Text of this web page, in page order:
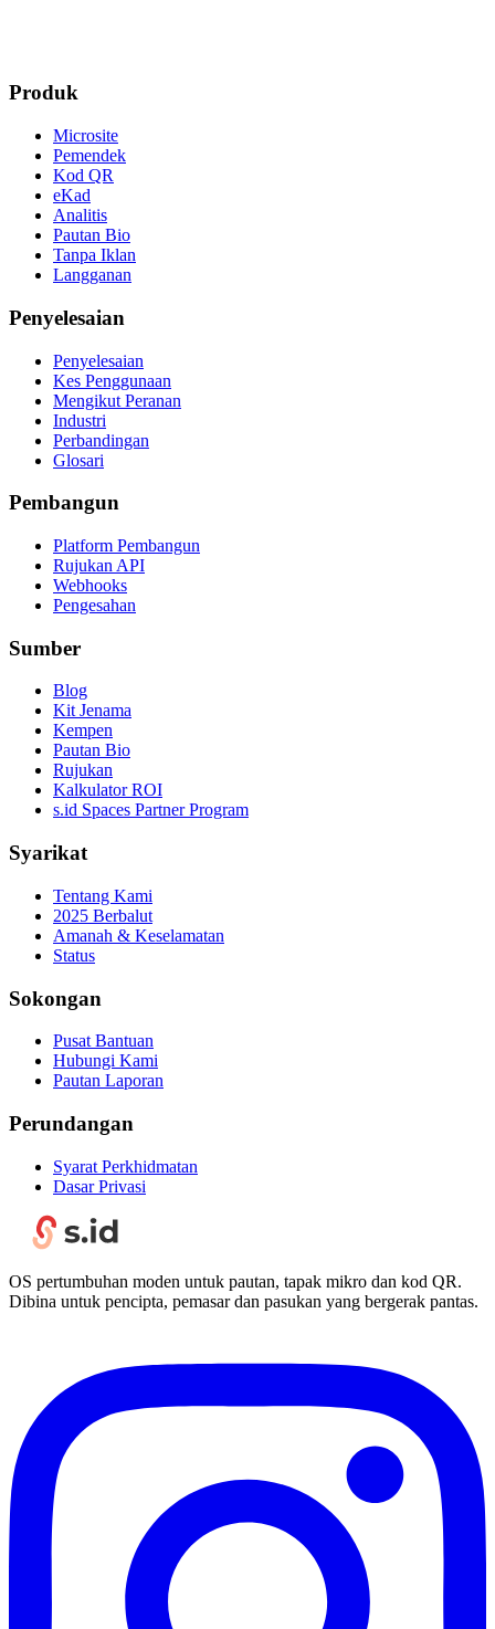
Produk
Microsite
Pemendek
Kod QR
eKad
Analitis
Pautan Bio
Tanpa Iklan
Langganan
Penyelesaian
Penyelesaian
Kes Penggunaan
Mengikut Peranan
Industri
Perbandingan
Glosari
Pembangun
Platform Pembangun
Rujukan API
Webhooks
Pengesahan
Sumber
Blog
Kit Jenama
Kempen
Pautan Bio
Rujukan
Kalkulator ROI
s.id Spaces Partner Program
Syarikat
Tentang Kami
2025 Berbalut
Amanah & Keselamatan
Status
Sokongan
Pusat Bantuan
Hubungi Kami
Pautan Laporan
Perundangan
Syarat Perkhidmatan
Dasar Privasi
OS pertumbuhan moden untuk pautan, tapak mikro dan kod QR.
Dibina untuk pencipta, pemasar dan pasukan yang bergerak pantas.